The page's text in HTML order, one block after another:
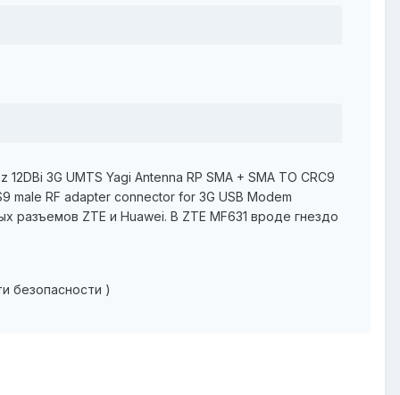
3G UMTS Yagi Antenna RP SMA + SMA TO CRC9
male RF adapter connector for 3G USB Modem
разъемов ZTE и Huawei. В ZTE MF631 вроде гнездо
безопасности )